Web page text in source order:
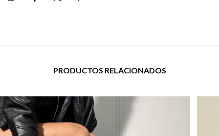
PRODUCTOS RELACIONADOS